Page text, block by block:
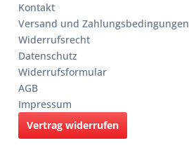
Kontakt
Versand und Zahlungsbedingungen
Widerrufsrecht
Datenschutz
Widerrufsformular
AGB
Impressum
Vertrag widerrufen